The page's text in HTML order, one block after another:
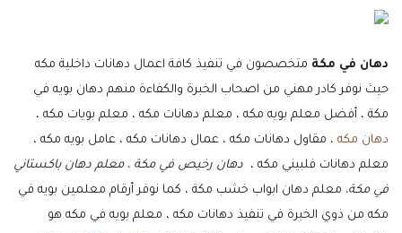
دهان في مكة متخصصون في تنفيذ كافة اعمال دهانات داخلية مكه
حيث نوفر كادر مهني من اصحاب الخبرة والكفاءة منهم دهان بويه في
مكة ، أفضل معلم بويه مكه ، معلم دهانات مكه ، معلم بويات مكه ،
دهان مكه ، مقاول دهانات مكه ، عمال دهانات مكه ، عامل بويه مكه ،
معلم دهانات فلبيني مكه ، دهان رخيص في مكة ، معلم دهان باكستاني
في مكة، معلم دهان ابواب خشب مكة ، كما نوفر أرقام معلمين بويه في
مكه من ذوي الخبرة في تنفيذ دهانات مكه ، معلم بويه في مكه هو